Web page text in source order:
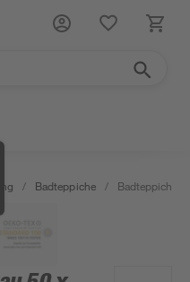
/ Badteppiche / Badteppich